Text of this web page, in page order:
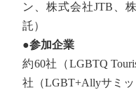
ン、株式会社JTB、
託）
●参加企業
約60社（LGBTQ
社（LGBT+Allyサミッ